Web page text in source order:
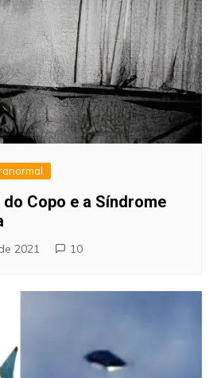
Copo e a Síndrome
2021 10